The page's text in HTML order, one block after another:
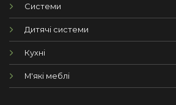
Системи
Дитячі системи
Кухні
М'які меблі